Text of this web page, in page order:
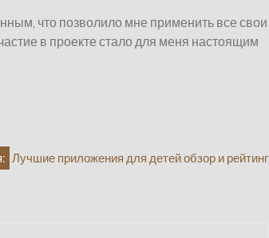
что позволило мне применить все свои
в проекте стало для меня настоящим
Лучшие приложения для детей обзор и рейтинг